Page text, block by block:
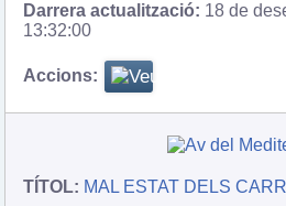
18 de
13:32:00
MAL ESTAT DELS